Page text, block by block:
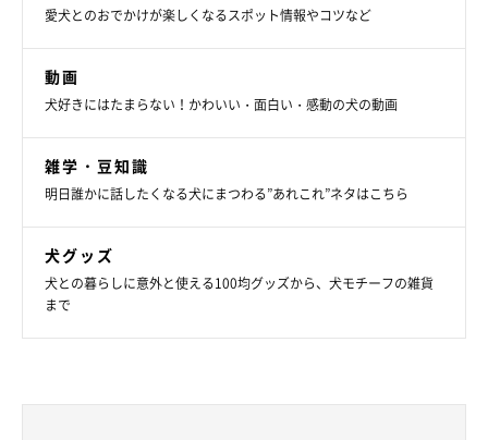
愛犬とのおでかけが楽しくなるスポット情報やコツなど
動画
犬好きにはたまらない！かわいい・面白い・感動の犬の動画
雑学・豆知識
明日誰かに話したくなる犬にまつわる”あれこれ”ネタはこちら
犬グッズ
犬との暮らしに意外と使える100均グッズから、犬モチーフの雑貨
まで